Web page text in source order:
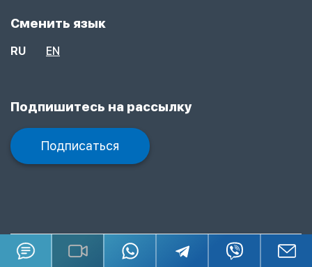
Сменить язык
RU EN
Подпишитесь на рассылку
Подписаться